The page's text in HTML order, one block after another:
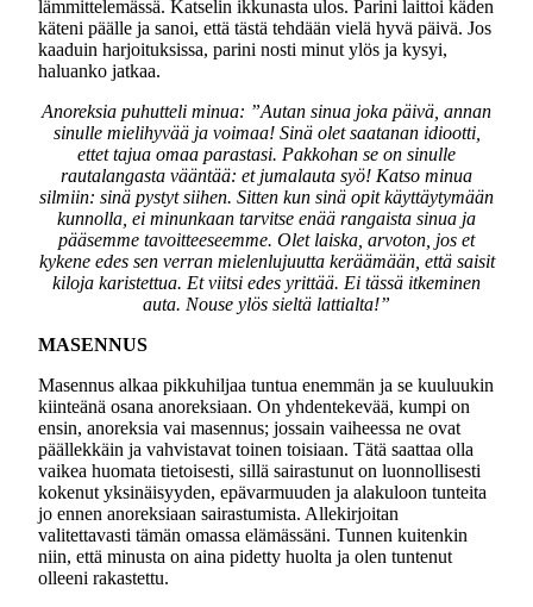
lämmittelemässä. Katselin ikkunasta ulos. Parini laittoi käden
käteni päälle ja sanoi, että tästä tehdään vielä hyvä päivä. Jos
kaaduin harjoituksissa, parini nosti minut ylös ja kysyi,
haluanko jatkaa.
Anoreksia puhutteli minua: ”Autan sinua joka päivä, annan
sinulle mielihyvää ja voimaa! Sinä olet saatanan idiootti,
ettet tajua omaa parastasi. Pakkohan se on sinulle
rautalangasta vääntää: et jumalauta syö! Katso minua
silmiin: sinä pystyt siihen. Sitten kun sinä opit käyttäytymään
kunnolla, ei minunkaan tarvitse enää rangaista sinua ja
pääsemme tavoitteeseemme. Olet laiska, arvoton, jos et
kykene edes sen verran mielenlujuutta keräämään, että saisit
kiloja karistettua. Et viitsi edes yrittää. Ei tässä itkeminen
auta. Nouse ylös sieltä lattialta!”
MASENNUS
Masennus alkaa pikkuhiljaa tuntua enemmän ja se kuuluukin
kiinteänä osana anoreksiaan. On yhdentekevää, kumpi on
ensin, anoreksia vai masennus; jossain vaiheessa ne ovat
päällekkäin ja vahvistavat toinen toisiaan. Tätä saattaa olla
vaikea huomata tietoisesti, sillä sairastunut on luonnollisesti
kokenut yksinäisyyden, epävarmuuden ja alakuloon tunteita
jo ennen anoreksiaan sairastumista. Allekirjoitan
valitettavasti tämän omassa elämässäni. Tunnen kuitenkin
niin, että minusta on aina pidetty huolta ja olen tuntenut
olleeni rakastettu.